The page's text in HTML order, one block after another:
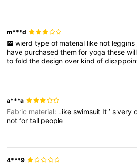
m***d
wierd type of material like not leggins
have purchasedthemforyogathesewill
tofoldthedesignover kindof
a***a
Fabric material: Likeswimsuit It’svery
notfortall people
4***9